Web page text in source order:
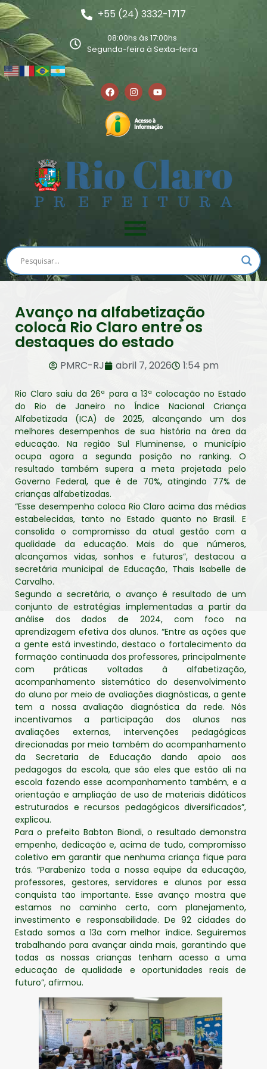
+55 (24) 3332-1717
08:00hs às 17:00hs
Segunda-feira à Sexta-feira
Avanço na alfabetização
coloca Rio Claro entre os
destaques do estado
PMRC-RJ abril 7, 2026 1:54 pm
Rio Claro saiu da 26ª para a 13ª colocação no Estado
do Rio de Janeiro no Índice Nacional Criança
Alfabetizada (ICA) de 2025, alcançando um dos
melhores desempenhos de sua história na área da
educação. Na região Sul Fluminense, o município
ocupa agora a segunda posição no ranking. O
resultado também supera a meta projetada pelo
Governo Federal, que é de 70%, atingindo 77% de
crianças alfabetizadas.
“Esse desempenho coloca Rio Claro acima das médias
estabelecidas, tanto no Estado quanto no Brasil. E
consolida o compromisso da atual gestão com a
qualidade da educação. Mais do que números,
alcançamos vidas, sonhos e futuros”, destacou a
secretária municipal de Educação, Thais Isabelle de
Carvalho.
Segundo a secretária, o avanço é resultado de um
conjunto de estratégias implementadas a partir da
análise dos dados de 2024, com foco na
aprendizagem efetiva dos alunos. “Entre as ações que
a gente está investindo, destaco o fortalecimento da
formação continuada dos professores, principalmente
com práticas voltadas à alfabetização,
acompanhamento sistemático do desenvolvimento
do aluno por meio de avaliações diagnósticas, a gente
tem a nossa avaliação diagnóstica da rede. Nós
incentivamos a participação dos alunos nas
avaliações externas, intervenções pedagógicas
direcionadas por meio também do acompanhamento
da Secretaria de Educação dando apoio aos
pedagogos da escola, que são eles que estão ali na
escola fazendo esse acompanhamento também, e a
orientação e ampliação de uso de materiais didáticos
estruturados e recursos pedagógicos diversificados”,
explicou.
Para o prefeito Babton Biondi, o resultado demonstra
empenho, dedicação e, acima de tudo, compromisso
coletivo em garantir que nenhuma criança fique para
trás. “Parabenizo toda a nossa equipe da educação,
professores, gestores, servidores e alunos por essa
conquista tão importante. Esse avanço mostra que
estamos no caminho certo, com planejamento,
investimento e responsabilidade. De 92 cidades do
Estado somos a 13a com melhor índice. Seguiremos
trabalhando para avançar ainda mais, garantindo que
todas as nossas crianças tenham acesso a uma
educação de qualidade e oportunidades reais de
futuro”, afirmou.